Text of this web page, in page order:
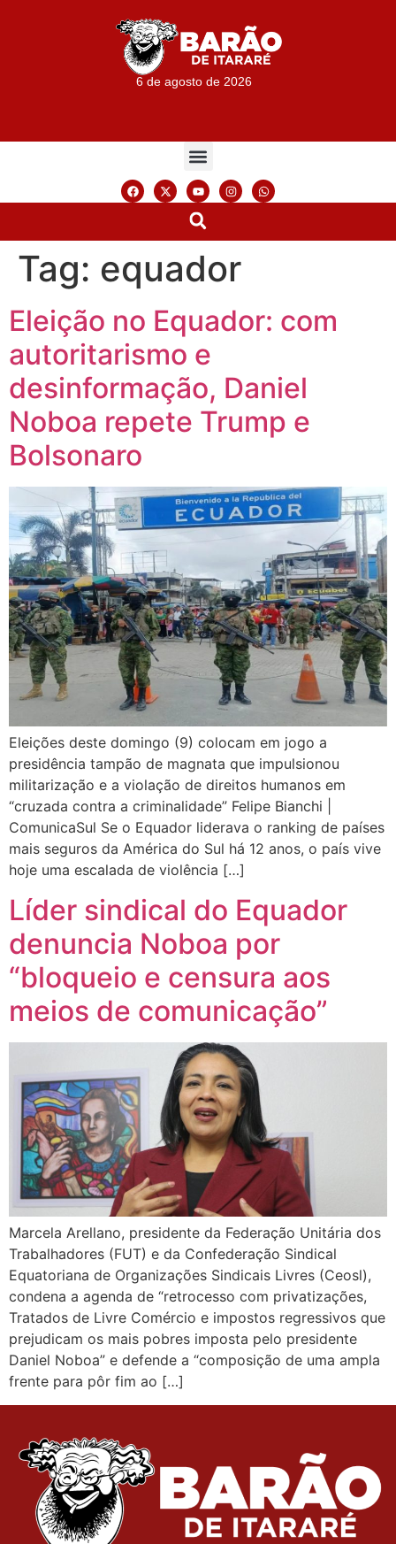
6 de agosto de 2026
Tag: equador
Eleição no Equador: com
autoritarismo e
desinformação, Daniel
Noboa repete Trump e
Bolsonaro
Eleições deste domingo (9) colocam em jogo a
presidência tampão de magnata que impulsionou
militarização e a violação de direitos humanos em
“cruzada contra a criminalidade” Felipe Bianchi |
ComunicaSul Se o Equador liderava o ranking de países
mais seguros da América do Sul há 12 anos, o país vive
hoje uma escalada de violência […]
Líder sindical do Equador
denuncia Noboa por
“bloqueio e censura aos
meios de comunicação”
Marcela Arellano, presidente da Federação Unitária dos
Trabalhadores (FUT) e da Confederação Sindical
Equatoriana de Organizações Sindicais Livres (Ceosl),
condena a agenda de “retrocesso com privatizações,
Tratados de Livre Comércio e impostos regressivos que
prejudicam os mais pobres imposta pelo presidente
Daniel Noboa” e defende a “composição de uma ampla
frente para pôr fim ao […]